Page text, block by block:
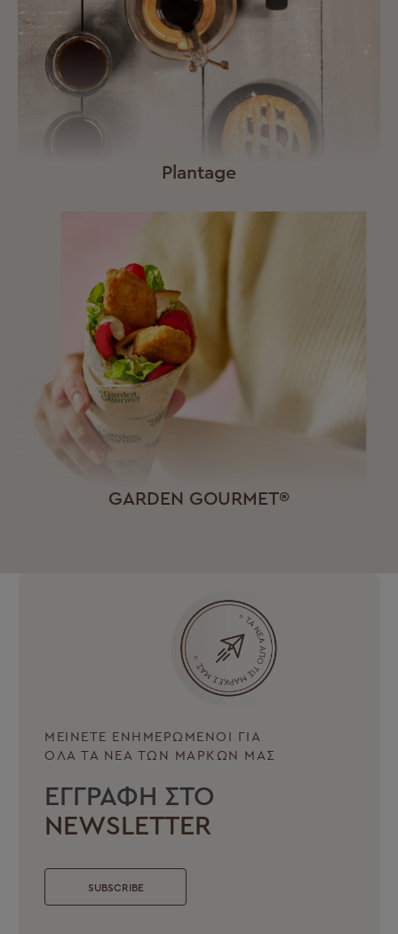
Plantage
GARDEN GOURMET®
ΜΕΙΝΕΤΕ ΕΝΗΜΕΡΩΜΕΝΟΙ ΓΙΑ
ΟΛΑ ΤΑ ΝΕΑ ΤΩΝ ΜΑΡΚΩΝ ΜΑΣ
ΕΓΓΡΑΦΗ ΣΤΟ
NEWSLETTER
SUBSCRIBE